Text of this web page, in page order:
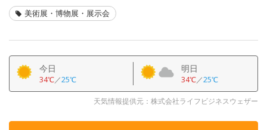
美術展・博物展・展示会
今日
34℃／25℃
明日
34℃／25℃
天気情報提供元：株式会社ライフビジネスウェザー